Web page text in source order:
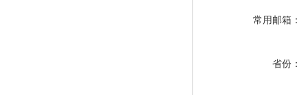
常用邮箱：
省份：